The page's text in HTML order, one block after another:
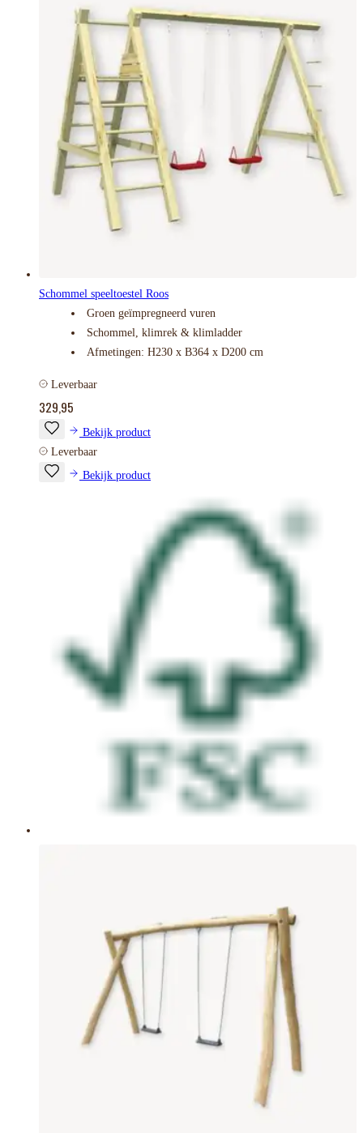
Schommel speeltoestel Roos
Groen geïmpregneerd vuren
Schommel, klimrek & klimladder
Afmetingen: H230 x B364 x D200 cm
Leverbaar
329,95
Bekijk product
Leverbaar
Bekijk product